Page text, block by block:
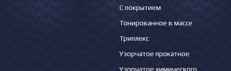
С покрытием
Тонированное в массе
Триплекс
Узорчатое прокатное
Узорчатое химического